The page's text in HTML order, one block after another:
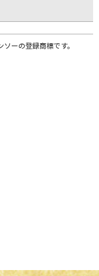
ーの登録商標です。